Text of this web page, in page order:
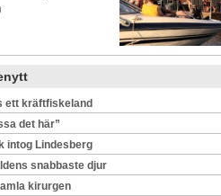
ett kräftfiskeland
det här”
intog Lindesberg
snabbaste djur
kirurgen